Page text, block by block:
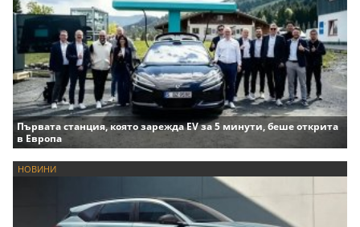
Първата станция, която зарежда EV за 5 минути, беше открита
в Европа
НОВИНИ